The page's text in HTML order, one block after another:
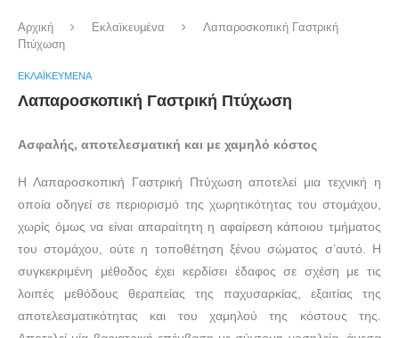
Αρχική Εκλαϊκευμένα
Λαπαροσκοπική Γαστρική
Πτύχωση
ΕΚΛΑΪΚΕΥΜΈΝΑ
Λαπαροσκοπική Γαστρική Πτύχωση
Ασφαλής, αποτελεσματική και με χαμηλό κόστος
Η Λαπαροσκοπική Γαστρική Πτύχωση αποτελεί μια τεχνική η
οποία οδηγεί σε περιορισμό της χωρητικότητας του στομάχου,
χωρίς όμως να είναι απαραίτητη η αφαίρεση κάποιου τμήματος
του στομάχου, ούτε η τοποθέτηση ξένου σώματος σ’αυτό. Η
συγκεκριμένη μέθοδος έχει κερδίσει έδαφος σε σχέση με τις
λοιπές μεθόδους θεραπείας της παχυσαρκίας, εξαιτίας της
αποτελεσματικότητας και του χαμηλού της κόστους της.